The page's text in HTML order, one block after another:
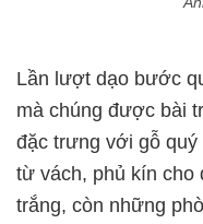
Lần lượt dạo bước
mà chúng được bài
đặc trưng với gỗ quý
từ vách, phủ kín cho
trắng, còn những